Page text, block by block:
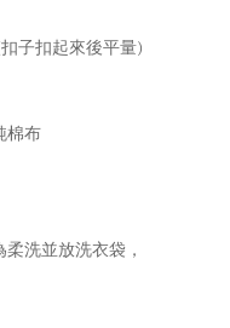
子扣起來後平量)
棉布
洗並放洗衣袋，